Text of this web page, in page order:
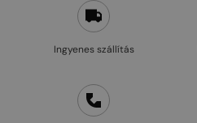
Ingyenes szállítás